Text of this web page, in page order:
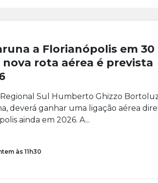
a Florianópolis em 30
rota aérea é prevista
Sul Humberto Ghizzo
deverá ganhar uma ligação aérea
ainda em 2026. A...
às 11h30